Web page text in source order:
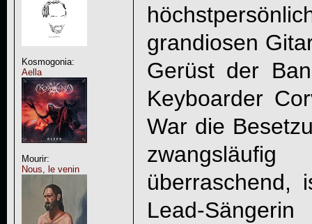
Kosmogonia:
Aella
Mourir:
Nous, le venin
grandiosen
Gerüst der
Keyboarder
War die
überraschend,
Lead-